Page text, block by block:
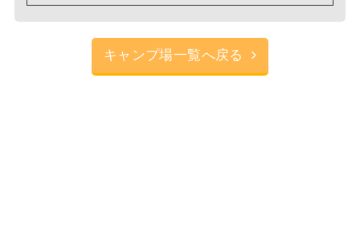
キャンプ場一覧へ戻る